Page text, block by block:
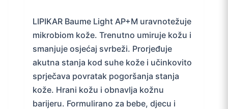
LIPIKAR Baume Light AP+M uravnotežuje
mikrobiom kože. Trenutno umiruje kožu i
smanjuje osjećaj svrbeži. Prorjeđuje
akutna stanja kod suhe kože i učinkovito
sprječava povratak pogoršanja stanja
kože. Hrani kožu i obnavlja kožnu
barijeru. Formulirano za bebe, djecu i